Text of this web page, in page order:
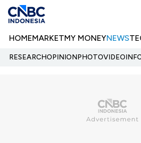
HOMEMARKETMY MONEYNEWS
RESEARCHOPINIONPHOTOVIDEO